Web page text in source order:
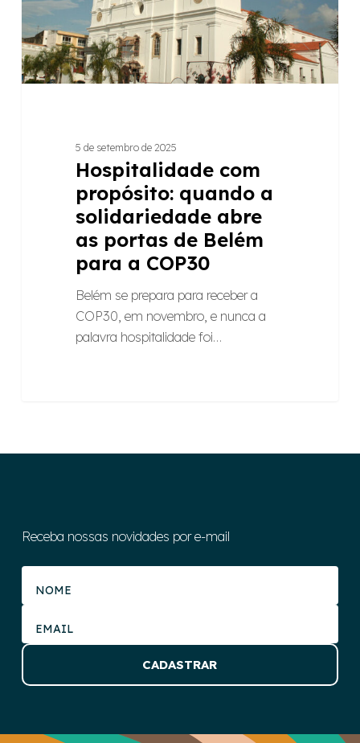
abre
as
portas
de
5 de setembro de 2025
Hospitalidade com
propósito: quando a
solidariedade abre
as portas de Belém
para a COP30
Belém se prepara para receber a
COP30, em novembro, e nunca a
palavra hospitalidade foi…
Receba nossas novidades por e-mail